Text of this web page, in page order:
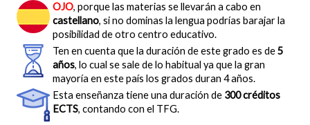
OJO, porque las materias se llevarán a cabo en
castellano, si no dominas la lengua podrías barajar la
posibilidad de otro centro educativo.
Ten en cuenta que la duración de este grado es de5
años, lo cual se sale de lo habitual ya que la gran
mayoría en este país los grados duran 4 años.
Esta enseñanza tiene una duración de 300 créditos
ECTS, contando con el TFG.